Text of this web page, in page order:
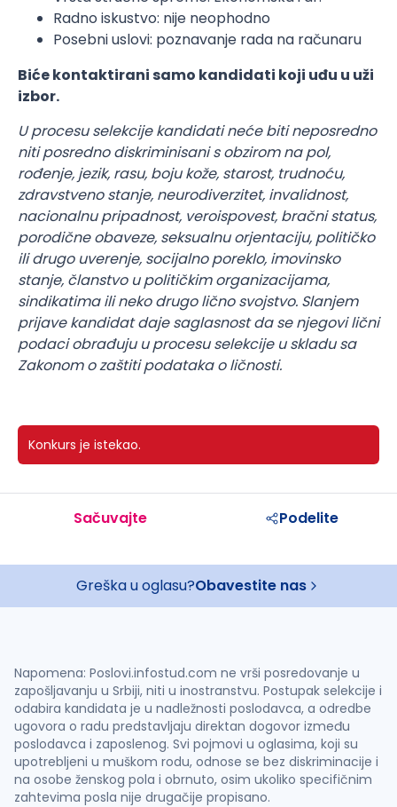
Radno iskustvo: nije neophodno
Posebni uslovi: poznavanje rada na računaru
Biće kontaktirani samo kandidati koji uđu u uži
izbor.
U procesu selekcije kandidati neće biti neposredno
niti posredno diskriminisani s obzirom na pol,
rođenje, jezik, rasu, boju kože, starost, trudnoću,
zdravstveno stanje, neurodiverzitet, invalidnost,
nacionalnu pripadnost, veroispovest, bračni status,
porodične obaveze, seksualnu orjentaciju, političko
ili drugo uverenje, socijalno poreklo, imovinsko
stanje, članstvo u političkim organizacijama,
sindikatima ili neko drugo lično svojstvo. Slanjem
prijave kandidat daje saglasnost da se njegovi lični
podaci obrađuju u procesu selekcije u skladu sa
Zakonom o zaštiti podataka o ličnosti.
Konkurs je istekao.
Sačuvajte Podelite
Greška u oglasu?Obavestite nas
Napomena: Poslovi.infostud.com ne vrši posredovanje u
zapošljavanju u Srbiji, niti u inostranstvu. Postupak selekcije i
odabira kandidata je u nadležnosti poslodavca, a odredbe
ugovora o radu predstavljaju direktan dogovor između
poslodavca i zaposlenog. Svi pojmovi u oglasima, koji su
upotrebljeni u muškom rodu, odnose se bez diskriminacije i
na osobe ženskog pola i obrnuto, osim ukoliko specifičnim
zahtevima posla nije drugačije propisano.